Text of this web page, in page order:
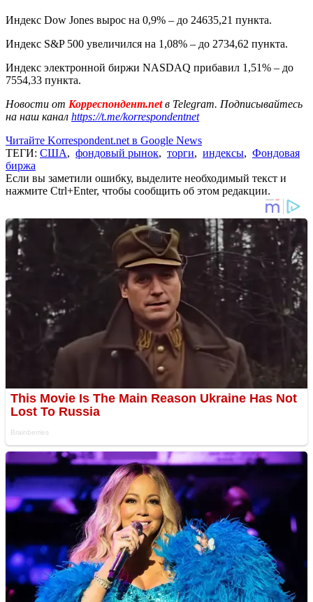
Индекс Dow Jones вырос на 0,9% – до 24635,21 пункта.
Индекс S&P 500 увеличился на 1,08% – до 2734,62 пункта.
Индекс электронной биржи NASDAQ прибавил 1,51% – до
7554,33 пункта.
Новости от Корреспондент.netв Telegram. Подписывайтесь
на наш канал https://t.me/korrespondentnet
Читайте Korrespondent.net в Google News
ТЕГИ: США, фондовый рынок, торги, индексы, Фондовая
биржа
Если вы заметили ошибку, выделите необходимый текст и
нажмите Ctrl+Enter, чтобы сообщить об этом редакции.